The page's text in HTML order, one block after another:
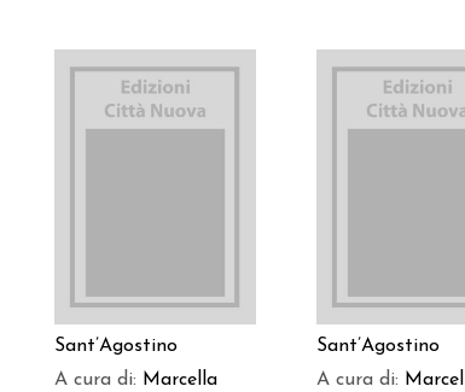
Sant’Agostino
A cura di: Marcella
Sant’Agostino
A cura di: